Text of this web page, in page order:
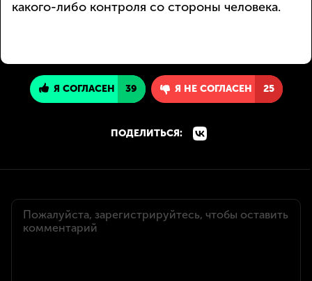
какого-либо контроля со стороны человека.
Я СОГЛАСЕН 39 Я НЕ СОГЛАСЕН 25
ПОДЕЛИТЬСЯ: